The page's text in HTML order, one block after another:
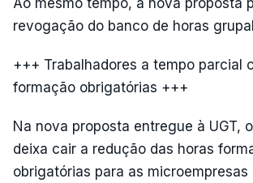
Ao mesmo tempo, a nova proposta
revogação do banco de horas
+++ Trabalhadores a tempo parcial
formação obrigatórias +++
Na nova proposta entregue à UGT,
deixa cair a redução das horas
obrigatórias para as microempresas